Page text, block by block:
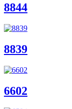
8844
8839
6602